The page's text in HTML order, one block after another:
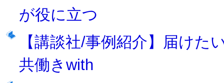
が役に立つ
【講談社/事例紹介】届け
共働きwith